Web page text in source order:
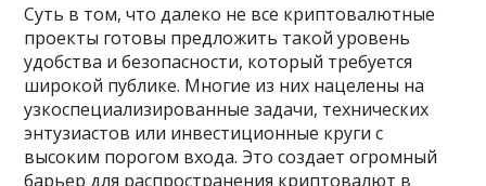
Суть в том, что далеко не все криптовалютные
проекты готовы предложить такой уровень
удобства и безопасности, который требуется
широкой публике. Многие из них нацелены на
узкоспециализированные задачи, технических
энтузиастов или инвестиционные круги с
высоким порогом входа. Это создает огромный
барьер для распространения криптовалют в